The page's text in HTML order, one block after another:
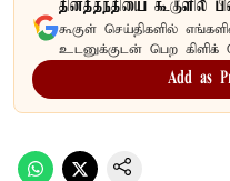
தினத்தந்தியை கூகுளில்
கூகுள் செய்திகளில்
உடனுக்குடன் பெற கிளிக்
Add as